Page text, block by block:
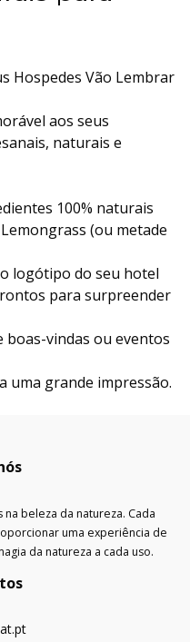
Hospedes Vão Lembrar
aos seus
naturais e
100% naturais
(ou metade
logótipo do seu hotel
para surpreender
vindas ou eventos
uma grande impressão.
beleza da natureza. Cada
uma experiência de
da natureza a cada uso.